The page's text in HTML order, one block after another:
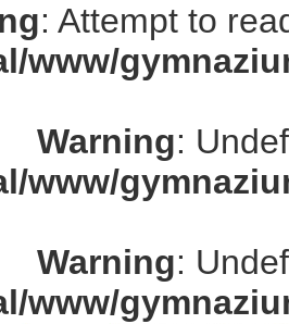
: Attempt to
www/
Warning:
www/
Warning:
www/